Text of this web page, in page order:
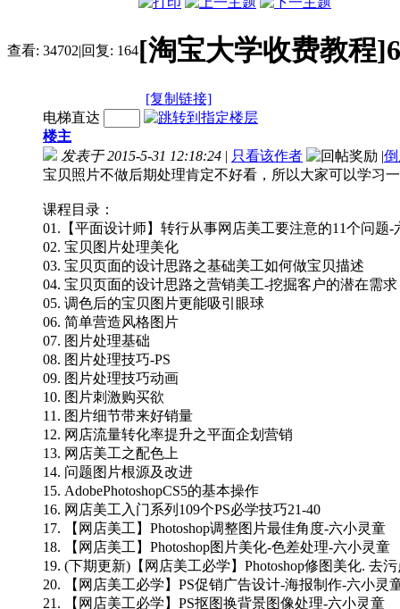
查看: 34702|回复: 164[淘宝大学收费教程
[复制链接]
电梯直达
楼主
发表于 2015-5-31 12:18:24 | 只看该作者 |
宝贝照片不做后期处理肯定不好看，所以大家可以学习
课程目录：
01.【平面设计师】转行从事网店美工要注意的11个问题-
02. 宝贝图片处理美化
03. 宝贝页面的设计思路之基础美工如何做宝贝描述
04. 宝贝页面的设计思路之营销美工-挖掘客户的潜在需求
05. 调色后的宝贝图片更能吸引眼球
06. 简单营造风格图片
07. 图片处理基础
08. 图片处理技巧-PS
09. 图片处理技巧动画
10. 图片刺激购买欲
11. 图片细节带来好销量
12. 网店流量转化率提升之平面企划营销
13. 网店美工之配色上
14. 问题图片根源及改进
15. AdobePhotoshopCS5的基本操作
16. 网店美工入门系列109个PS必学技巧21-40
17. 【网店美工】Photoshop调整图片最佳角度-六小灵童
18. 【网店美工】Photoshop图片美化-色差处理-六小灵童
19. (下期更新)【网店美工必学】Photoshop修图美化. 去
20. 【网店美工必学】PS促销广告设计-海报制作-六小灵
21. 【网店美工必学】PS抠图换背景图像处理-六小灵童